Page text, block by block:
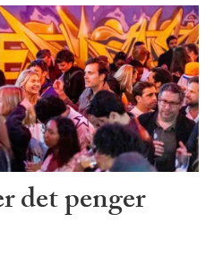
det penger